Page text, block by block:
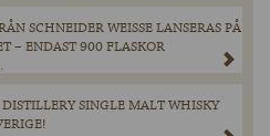
SCHNEIDER WEISSE LANSERAS PÅ
– ENDAST 900 FLASKOR
SINGLE MALT WHISKY